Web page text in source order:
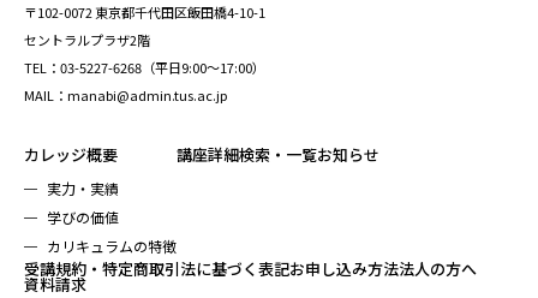
〒102-0072 東京都千代田区飯田橋4-10-1
セントラルプラザ2階
TEL：03-5227-6268（平日9:00～17:00）
MAIL：manabi@admin.tus.ac.jp
カレッジ概要
実力・実績
学びの価値
カリキュラムの特徴
講座詳細検索・一覧お知らせ
受講規約・特定商取引法に基づく表記お申し込み方法法人の方へ
資料請求